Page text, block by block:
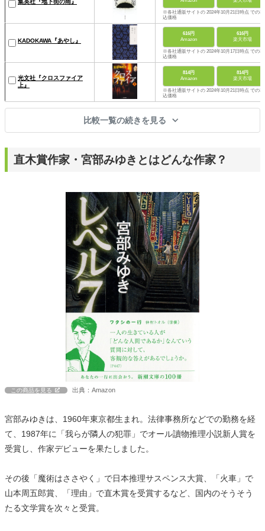
※各社通販サイトの 2024年10月21日時点 での税
込価格
KADOKAWA『あやし』
616円
Amazon
616円
楽天市場
※各社通販サイトの 2024年10月17日時点 での税
込価格
光文社『クロスファイア
上』
814円
Amazon
814円
楽天市場
※各社通販サイトの 2024年10月21日時点 での税
込価格
比較一覧の続きを見る
直木賞作家・宮部みゆきとはどんな作家？
この商品を見る 出典：Amazon
宮部みゆきは、1960年東京都生まれ。法律事務所などでの勤務を経
て、1987年に「我らが隣人の犯罪」でオール讀物推理小説新人賞を
受賞し、作家デビューを果たしました。
その後「魔術はささやく」で日本推理サスペンス大賞、「火車」で
山本周五郎賞、「理由」で直木賞を受賞するなど、国内のそうそう
たる文学賞を次々と受賞。